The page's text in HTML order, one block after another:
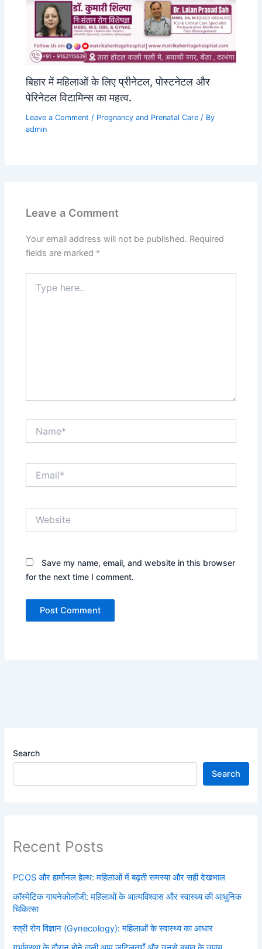
बिहार में महिलाओं के लिए प्रीनेटल, पोस्टनेटल और
पेरिनेटल विटामिन्स का महत्व.
Leave a Comment / Pregnancy and Prenatal Care / By
admin
Leave a Comment
Your email address will not be published. Required
fields are marked *
here..
Save my name, email, and website in this browser
for the next time I comment.
Search
Search
Recent Posts
PCOS और हार्मोनल हेल्थ: महिलाओं में बढ़ती समस्या और सही देखभाल
कॉस्मेटिक गायनेकोलॉजी: महिलाओं के आत्मविश्वास और स्वास्थ्य की आधुनिक
चिकित्सा
स्त्री रोग विज्ञान (Gynecology): महिलाओं के स्वास्थ्य का आधार